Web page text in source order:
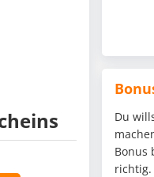
Du
Bonus
richtig.